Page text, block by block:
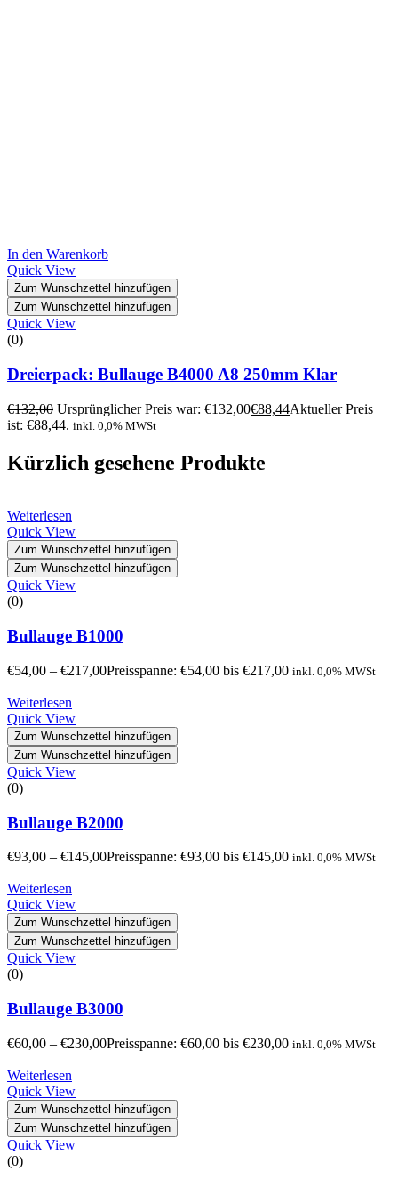
In den Warenkorb
Quick View
Zum Wunschzettel hinzufügen
Zum Wunschzettel hinzufügen
Quick View
(0)
Dreierpack: Bullauge B4000 A8 250mm Klar
€132,00 Ursprünglicher Preis war: €132,00€88,44Aktueller Preis
ist: €88,44. inkl. 0,0% MWSt
Kürzlich gesehene Produkte
Weiterlesen
Quick View
Zum Wunschzettel hinzufügen
Zum Wunschzettel hinzufügen
Quick View
(0)
Bullauge B1000
€54,00 – €217,00Preisspanne: €54,00 bis €217,00 inkl. 0,0% MWSt
Weiterlesen
Quick View
Zum Wunschzettel hinzufügen
Zum Wunschzettel hinzufügen
Quick View
(0)
Bullauge B2000
€93,00 – €145,00Preisspanne: €93,00 bis €145,00 inkl. 0,0% MWSt
Weiterlesen
Quick View
Zum Wunschzettel hinzufügen
Zum Wunschzettel hinzufügen
Quick View
(0)
Bullauge B3000
€60,00 – €230,00Preisspanne: €60,00 bis €230,00 inkl. 0,0% MWSt
Weiterlesen
Quick View
Zum Wunschzettel hinzufügen
Zum Wunschzettel hinzufügen
Quick View
(0)